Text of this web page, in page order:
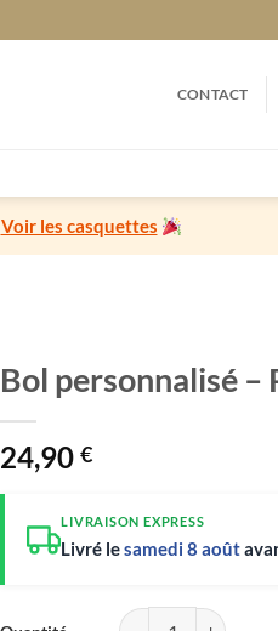
CONTACT
Voir les casquettes
Bol personnalisé –
24,90€
LIVRAISON EXPRESS
Livré lesamedi 8 août